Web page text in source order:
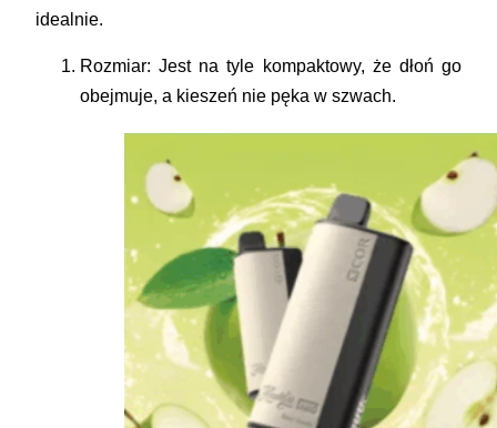
idealnie.
Rozmiar: Jest na tyle kompaktowy, że dłoń go
obejmuje, a kieszeń nie pęka w szwach.